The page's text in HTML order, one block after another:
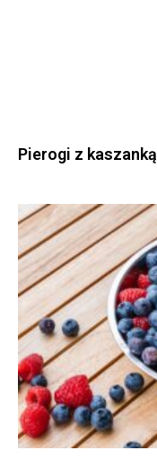
Pierogi z kaszanką